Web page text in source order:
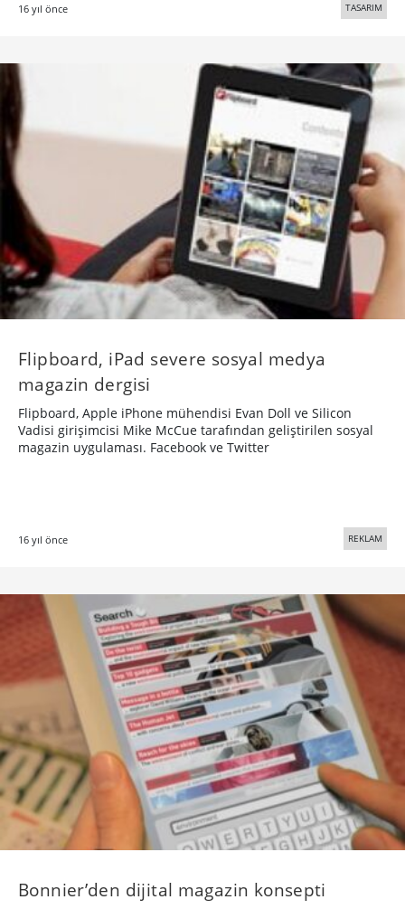
16 yıl önce TASARIM
Flipboard, iPad severe sosyal medya
magazin dergisi
Flipboard, Apple iPhone mühendisi Evan Doll ve Silicon
Vadisi girişimcisi Mike McCue tarafından geliştirilen sosyal
magazin uygulaması. Facebook ve Twitter
16 yıl önce REKLAM
Bonnier’den dijital magazin konsepti